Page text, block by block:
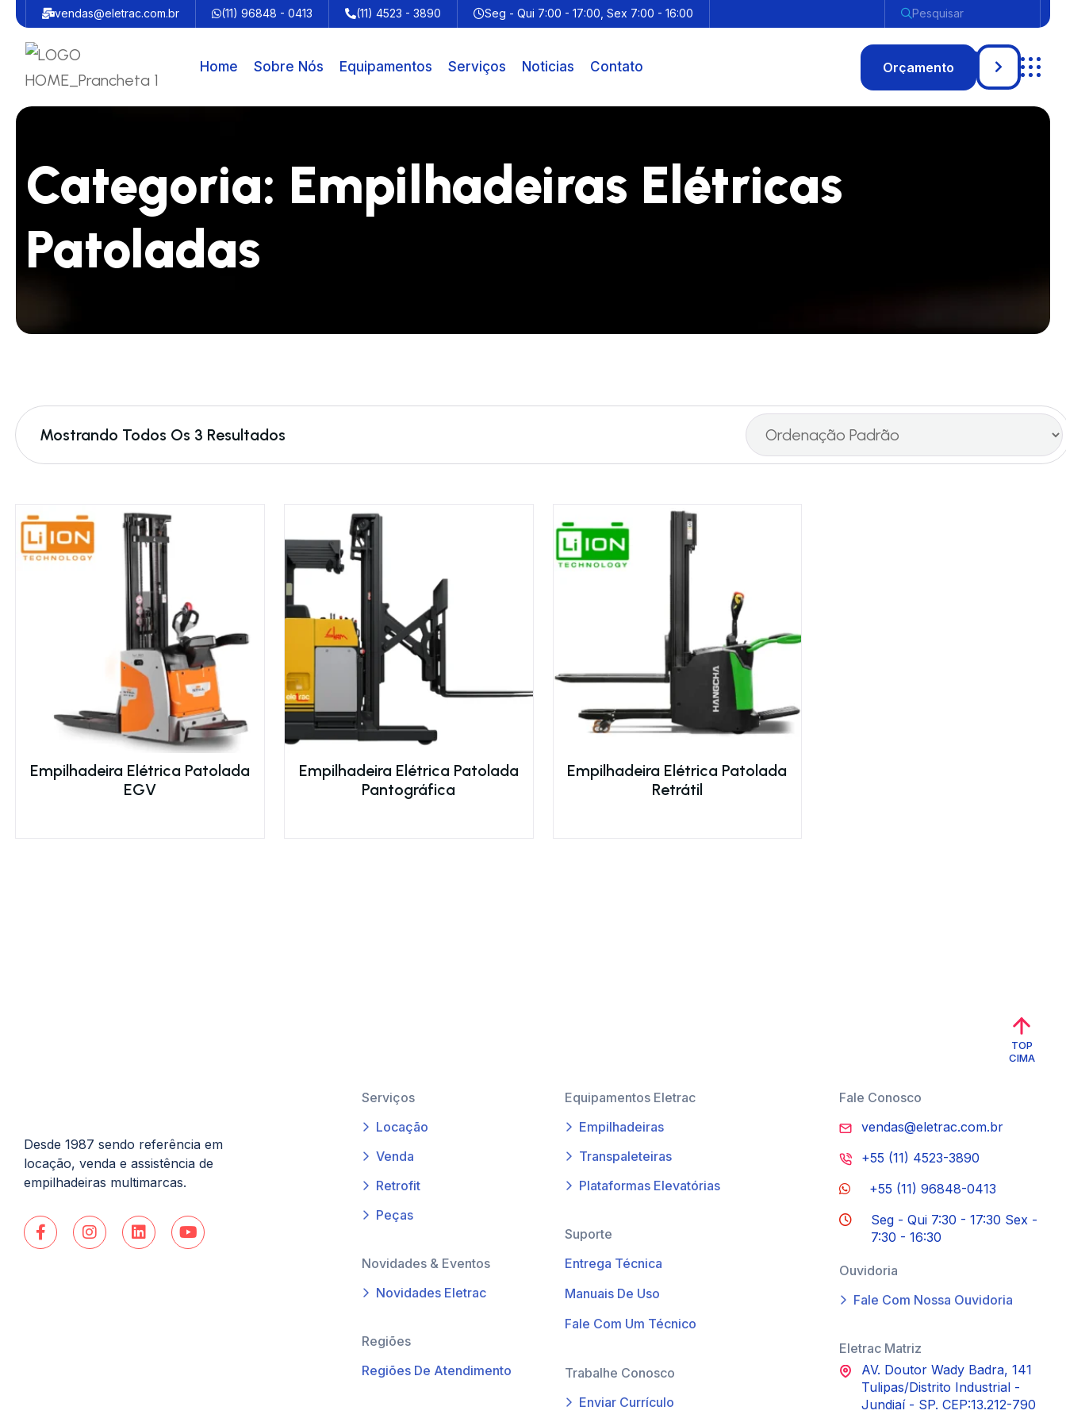
vendas@eletrac.com.br (11) 96848 - 0413 (11) 4523 - 3890 Seg - Qui 7:00 - 17:00, Sex 7:00 - 16:00 Pesquisar
Home Sobre Nós Equipamentos Serviços Noticias Contato
Categoria: Empilhadeiras Elétricas
Patoladas
Mostrando Todos Os 3 Resultados
Empilhadeira Elétrica Patolada
EGV
Empilhadeira Elétrica Patolada
Pantográfica
Empilhadeira Elétrica Patolada
Retrátil
TOP
CIMA
Desde 1987 sendo referência em
locação, venda e assistência de
empilhadeiras multimarcas.
Serviços
Locação
Venda
Retrofit
Peças
Novidades & Eventos
Novidades Eletrac
Regiões
Regiões De Atendimento
Equipamentos Eletrac
Empilhadeiras
Transpaleteiras
Plataformas Elevatórias
Suporte
Entrega Técnica
Manuais De Uso
Fale Com Um Técnico
Trabalhe Conosco
Enviar Currículo
Fale Conosco
vendas@eletrac.com.br
+55 (11) 4523-3890
+55 (11) 96848-0413
Seg - Qui 7:30 - 17:30 Sex -
7:30 - 16:30
Ouvidoria
Fale Com Nossa Ouvidoria
Eletrac Matriz
AV. Doutor Wady Badra, 141
Tulipas/Distrito Industrial -
Jundiaí - SP. CEP:13.212-790